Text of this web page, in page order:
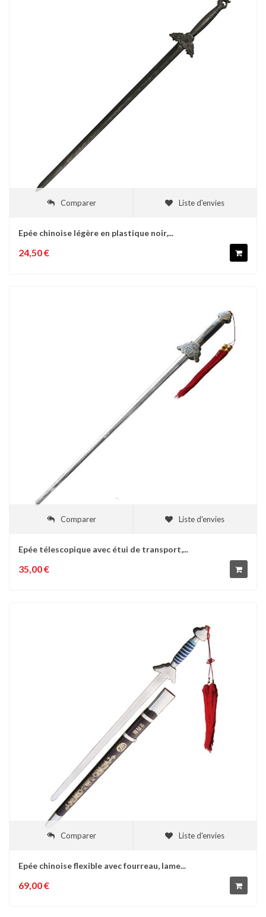
Comparer Liste d'envies
Epée chinoise légère en plastique noir,...
24,50 €
Comparer Liste d'envies
Epée télescopique avec étui de transport,...
35,00 €
Comparer Liste d'envies
Epée chinoise flexible avec fourreau, lame...
69,00 €